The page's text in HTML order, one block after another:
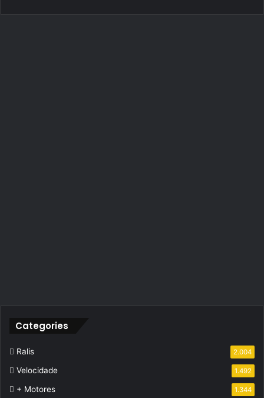
Categories
Ralis 2.004
Velocidade 1.492
+ Motores 1.344